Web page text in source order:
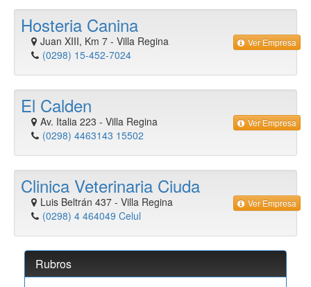
Hosteria Canina
Juan XIII, Km 7 - Villa Regina
(0298) 15-452-7024
Ver Empresa
El Calden
Av. Italia 223 - Villa Regina
(0298) 4463143 15502
Ver Empresa
Clinica Veterinaria Ciuda
Luis Beltrán 437 - Villa Regina
(0298) 4 464049 Celul
Ver Empresa
Rubros